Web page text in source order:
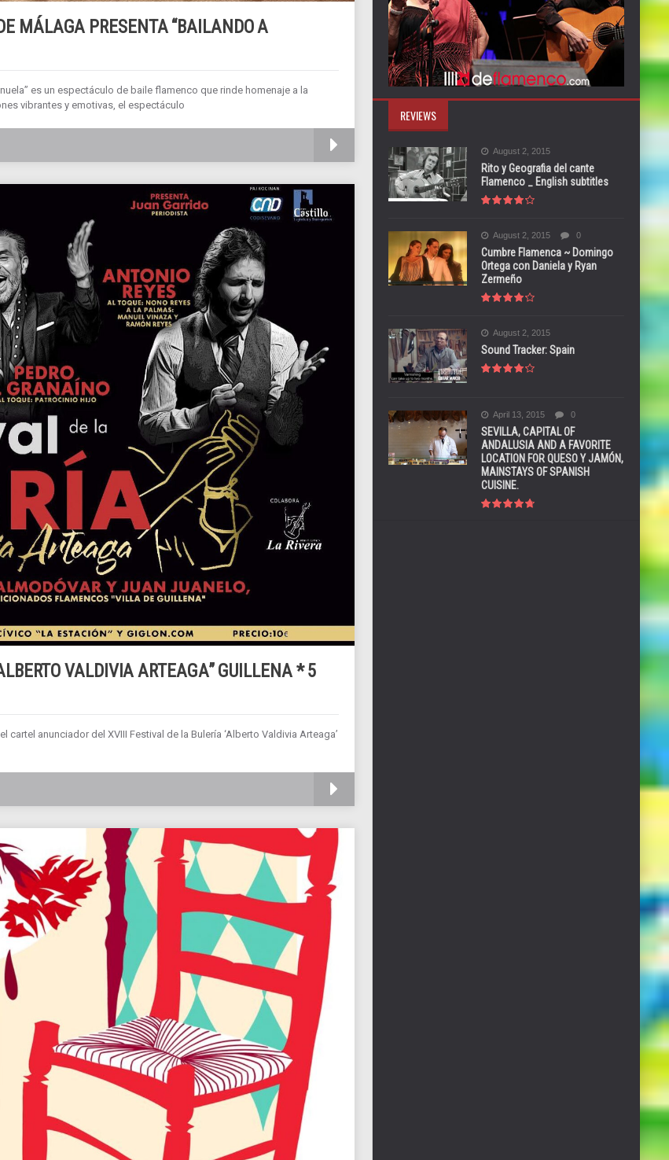
MÁLAGA PRESENTA “BAILANDO A
es un espectáculo de baile flamenco que rinde homenaje a la
vibrantes y emotivas, el espectáculo
VALDIVIA ARTEAGA” GUILLENA * 5
anunciador del XVIII Festival de la Bulería ‘Alberto Valdivia Arteaga’
REVIEWS
August 2, 2015
Rito y Geografia del cante
Flamenco _ English subtitles
August 2, 2015 0
Cumbre Flamenca ~ Domingo
Ortega con Daniela y Ryan
Zermeño
August 2, 2015
Sound Tracker: Spain
April 13, 2015 0
SEVILLA, CAPITAL OF
ANDALUSIA AND A FAVORITE
LOCATION FOR QUESO Y JAMÓN,
MAINSTAYS OF SPANISH
CUISINE.